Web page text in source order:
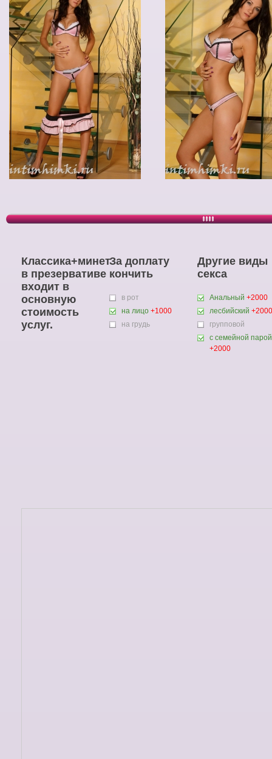
Классика+минет
в презервативе
входит в
основную
стоимость
услуг.
За доплату
кончить
в рот
на лицо +1000
на грудь
Другие виды
секса
Анальный +2000
лесбийский +2000
групповой
с семейной парой
+2000